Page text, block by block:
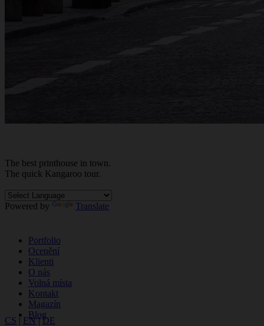
The best printhouse in town.
The quick Kangaroo tour.
Powered by Translate
Portfolio
Ocenění
Klienti
O nás
Volná místa
Kontakt
Magazín
Blog
CS | EN|DE